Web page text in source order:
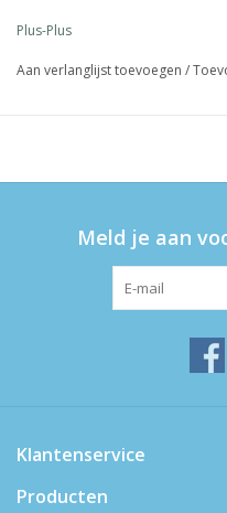
5+
Plus-Plus
Aan verlanglijst toevoegen /
Meld je aan
Klantenservice
Producten